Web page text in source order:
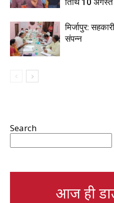
तिथि 10 अगस्त
मिर्जापुर:
संपन्न
Search
आज ही